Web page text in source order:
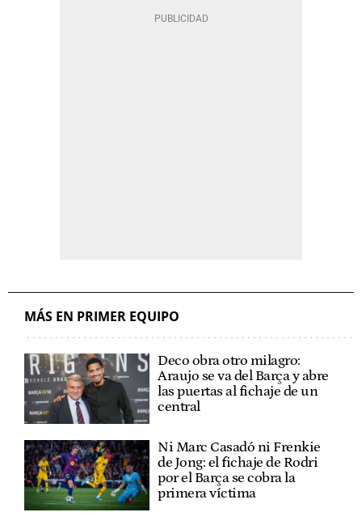
MÁS EN PRIMER EQUIPO
Deco obra otro milagro:
Araujo se va del Barça y abre
las puertas al fichaje de un
central
Ni Marc Casadó ni Frenkie
de Jong: el fichaje de Rodri
por el Barça se cobra la
primera víctima